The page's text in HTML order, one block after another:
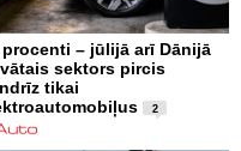
procenti – jūlijā arī Dānijā
sektors pircis
tikai
2